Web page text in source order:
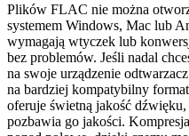
Plików FLAC nie można
systemem Windows, Mac lub
wymagają wtyczek lub
bez problemów. Jeśli nadal
na swoje urządzenie
na bardziej kompatybilny
oferuje świetną jakość
pozbawia go jakości.